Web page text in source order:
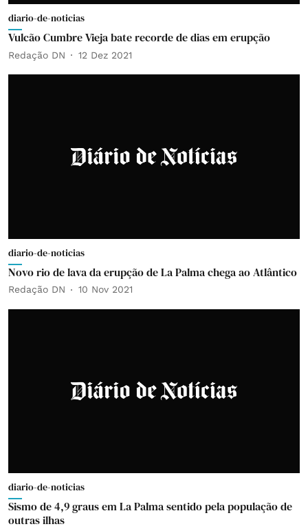
diario-de-noticias
Vulcão Cumbre Vieja bate recorde de dias em erupção
Redação DN 12 Dez 2021
diario-de-noticias
Novo rio de lava da erupção de La Palma chega ao Atlântico
Redação DN 10 Nov 2021
diario-de-noticias
Sismo de 4,9 graus em La Palma sentido pela população de
outras ilhas